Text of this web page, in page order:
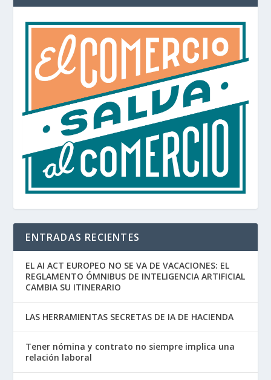
ENTRADAS RECIENTES
EL AI ACT EUROPEO NO SE VA DE VACACIONES: EL
REGLAMENTO ÓMNIBUS DE INTELIGENCIA ARTIFICIAL
CAMBIA SU ITINERARIO
LAS HERRAMIENTAS SECRETAS DE IA DE HACIENDA
Tener nómina y contrato no siempre implica una
relación laboral